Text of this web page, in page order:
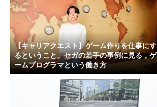
【キャリアクエスト】ゲーム作りを仕事にす
るということ。セガの若手の事例に見る，ゲ
ームプログラマという働き方